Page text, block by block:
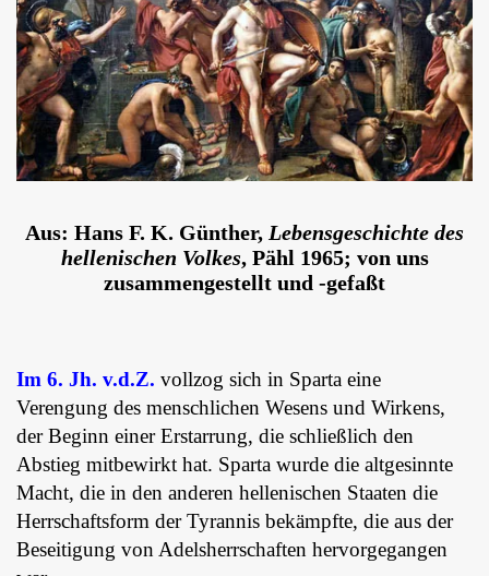
Aus: Hans F. K. Günther, Lebensgeschichte des
hellenischen Volkes, Pähl 1965; von uns
zusammengestellt und -gefaßt
Im 6. Jh. v.d.Z. vollzog sich in Sparta eine
Verengung des menschlichen Wesens und Wirkens,
der Beginn einer Erstarrung, die schließlich den
Abstieg mitbewirkt hat. Sparta wurde die altgesinnte
Macht, die in den anderen hellenischen Staaten die
Herrschaftsform der Tyrannis bekämpfte, die aus der
Beseitigung von Adelsherrschaften hervorgegangen